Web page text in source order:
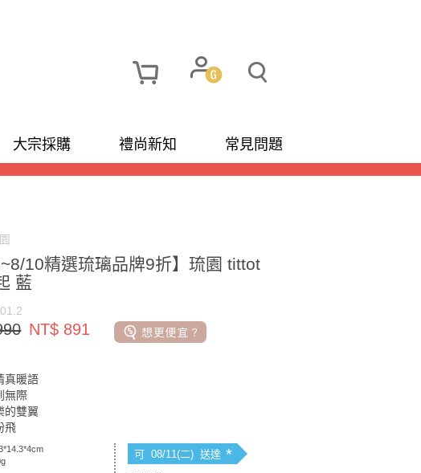
大宗採購 禮尚新知 常見問題
10精選琉璃品牌9折】琉園 tittot
藍
NT$ 891
真暖語
無際
的雙翼
飛
可 08/11(二) 送達*